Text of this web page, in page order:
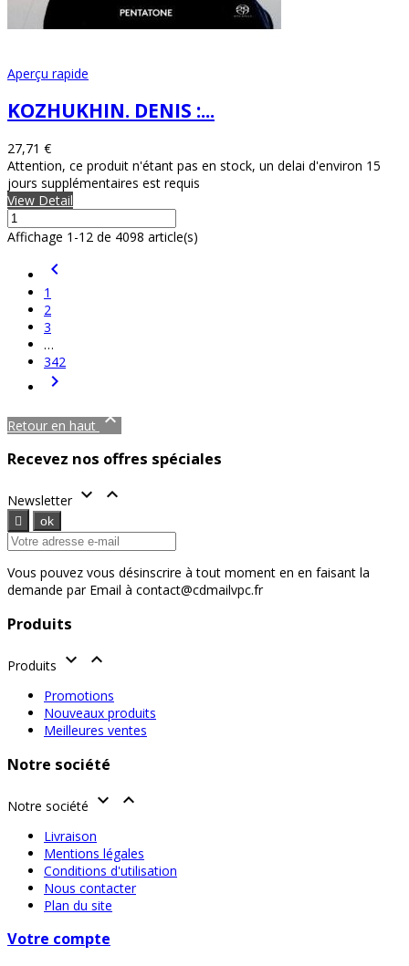
Aperçu rapide
KOZHUKHIN. DENIS :...
27,71 €
Attention, ce produit n'étant pas en stock, un delai d'environ 15
jours supplémentaires est requis
View Detail
Affichage 1-12 de 4098 article(s)

1
2
3
…
342

Retour en haut 
Recevez nos offres spéciales
Newsletter  
Vous pouvez vous désinscrire à tout moment en en faisant la
demande par Email à contact@cdmailvpc.fr
Produits
Produits  
Promotions
Nouveaux produits
Meilleures ventes
Notre société
Notre société  
Livraison
Mentions légales
Conditions d'utilisation
Nous contacter
Plan du site
Votre compte